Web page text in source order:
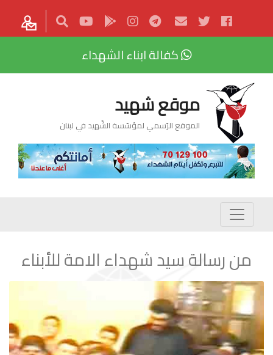
كفالة ابناء الشهداء
موقع شهيد
الموقع الرّسمي لمؤسّسة الشّهيد في لبنان
من رسالة سيد شهداء الامة للأبناء